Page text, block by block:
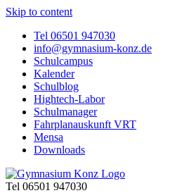
Skip to content
Tel 06501 947030
info@gymnasium-konz.de
Schulcampus
Kalender
Schulblog
Hightech-Labor
Schulmanager
Fahrplanauskunft VRT
Mensa
Downloads
Tel 06501 947030